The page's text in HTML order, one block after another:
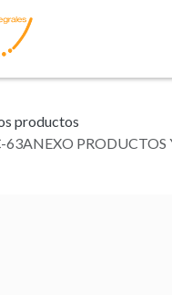
productos
63ANEXO PRODUCTOS